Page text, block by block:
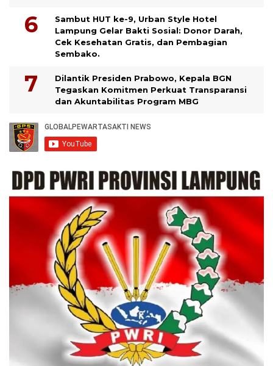
Sambut HUT ke-9, Urban Style Hotel
Lampung Gelar Bakti Sosial: Donor Darah,
Cek Kesehatan Gratis, dan Pembagian
Sembako.
Dilantik Presiden Prabowo, Kepala BGN
Tegaskan Komitmen Perkuat Transparansi
dan Akuntabilitas Program MBG